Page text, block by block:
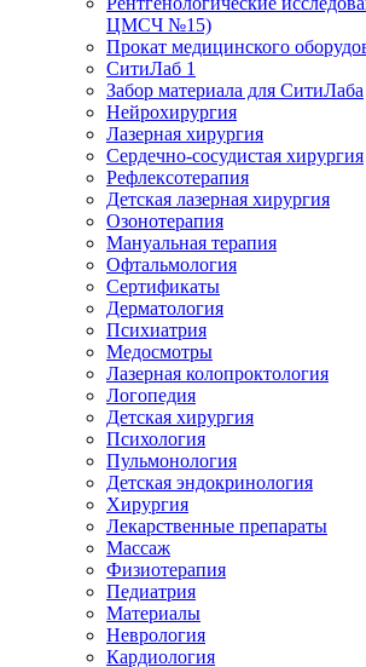
ЦМСЧ №15)
Прокат медицинского
СитиЛаб 1
Забор материала для СитиЛаба
Нейрохирургия
Лазерная хирургия
Сердечно-сосудистая хирургия
Рефлексотерапия
Детская лазерная хирургия
Озонотерапия
Мануальная терапия
Офтальмология
Сертификаты
Дерматология
Психиатрия
Медосмотры
Лазерная колопроктология
Логопедия
Детская хирургия
Психология
Пульмонология
Детская эндокринология
Хирургия
Лекарственные препараты
Массаж
Физиотерапия
Педиатрия
Материалы
Неврология
Кардиология